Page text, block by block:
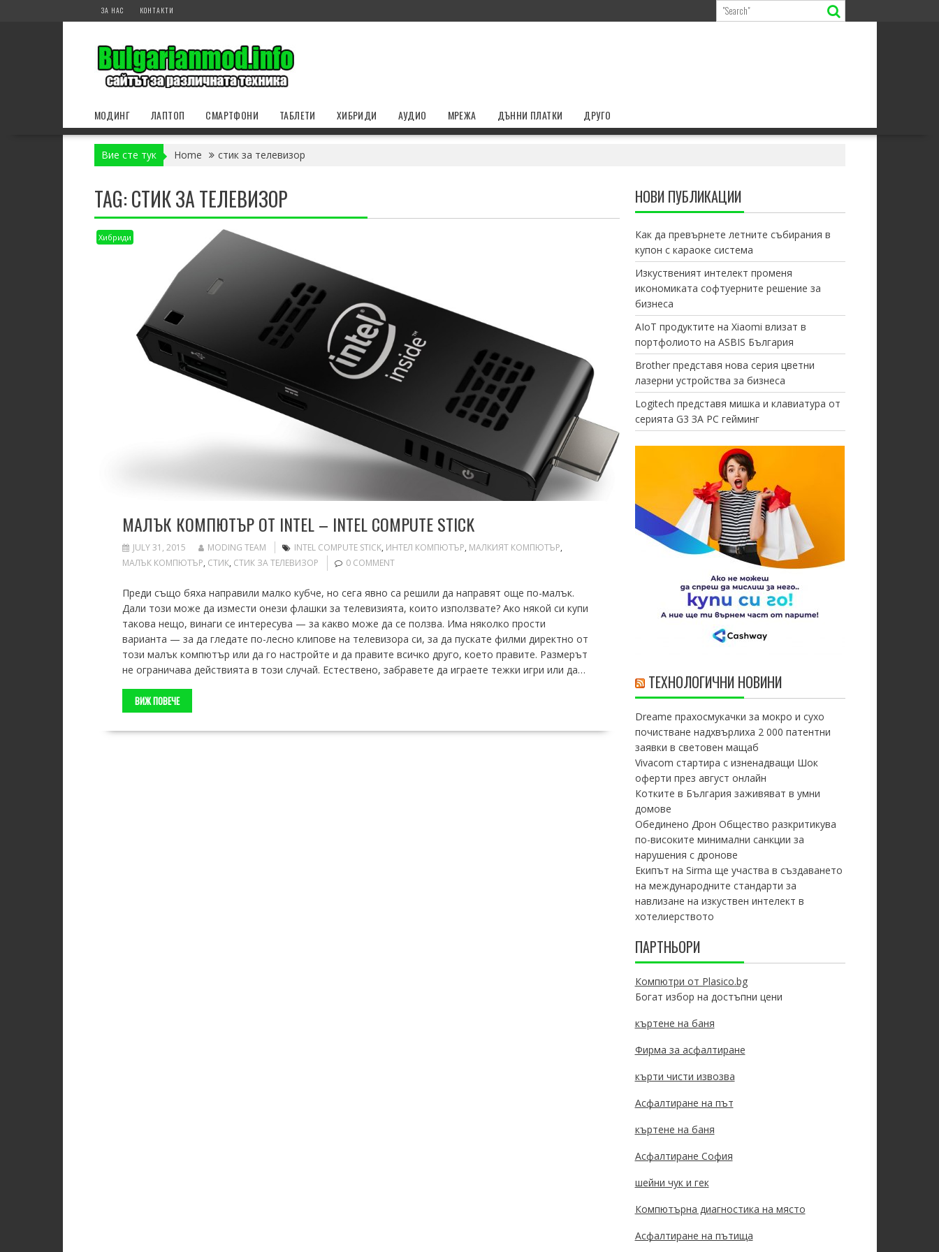
ЗА НАС КОНТАКТИ
МОДИНГ ЛАПТОП СМАРТФОНИ ТАБЛЕТИ ХИБРИДИ АУДИО МРЕЖА ДЪННИ ПЛАТКИ ДРУГО
Вие сте тук Home стик за телевизор
TAG:СТИК ЗА ТЕЛЕВИЗОР
Хибриди
МАЛЪК КОМПЮТЪР ОТ INTEL – INTEL COMPUTE STICK
JULY 31, 2015 MODING TEAM INTEL COMPUTE STICK, ИНТЕЛ КОМПЮТЪР, МАЛКИЯТ КОМПЮТЪР,
МАЛЪК КОМПЮТЪР, СТИК, СТИК ЗА ТЕЛЕВИЗОР 0 COMMENT
Преди също бяха направили малко кубче, но сега явно са решили да направят още по-малък.
Дали този може да измести онези флашки за телевизията, които използвате? Ако някой си купи
такова нещо, винаги се интересува — за какво може да се ползва. Има няколко прости
варианта — за да гледате по-лесно клипове на телевизора си, за да пускате филми директно от
този малък компютър или да го настройте и да правите всичко друго, което правите. Размерът
не ограничава действията в този случай. Естествено, забравете да играете тежки игри или да…
ВИЖ ПОВЕЧЕ
НОВИ ПУБЛИКАЦИИ
Как да превърнете летните събирания в
купон с караоке система
Изкуственият интелект променя
икономиката софтуерните решение за
бизнеса
AIoT продуктите на Xiaomi влизат в
портфолиото на ASBIS България
Brother представя нова серия цветни
лазерни устройства за бизнеса
Logitech представя мишка и клавиатура от
серията G3 ЗА PC гейминг
ТЕХНОЛОГИЧНИ НОВИНИ
Dreame прахосмукачки за мокро и сухо
почистване надхвърлиха 2 000 патентни
заявки в световен мащаб
Vivacom стартира с изненадващи Шок
оферти през август онлайн
Котките в България заживяват в умни
домове
Обединено Дрон Общество разкритикува
по-високите минимални санкции за
нарушения с дронове
Екипът на Sirma ще участва в създаването
на международните стандарти за
навлизане на изкуствен интелект в
хотелиерството
ПАРТНЬОРИ
Компютри от Plasico.bg
Богат избор на достъпни цени
къртене на баня
Фирма за асфалтиране
кърти чисти извозва
Асфалтиране на път
къртене на баня
Асфалтиране София
шейни чук и гек
Компютърна диагностика на място
Асфалтиране на пътища